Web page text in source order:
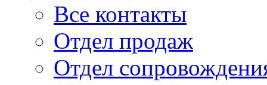
Все контакты
Отдел продаж
Отдел